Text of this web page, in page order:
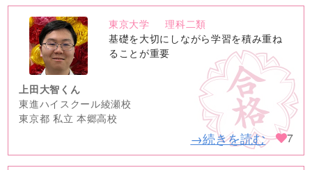
no
image
東京大学
理科二類
基礎を大切にしながら学習を積み重ね
ることが重要
上田大智くん
東進ハイスクール綾瀬校
東京都 私立 本郷高校
→続きを読む 7